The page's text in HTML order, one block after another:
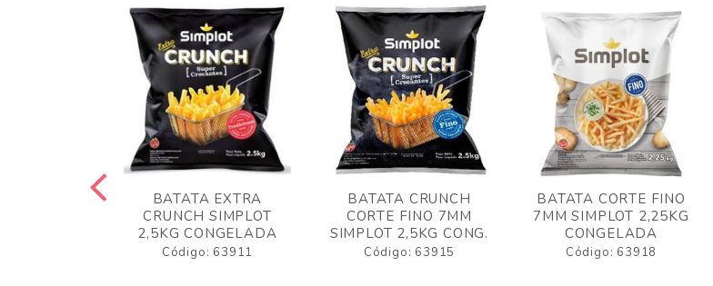
BATATA EXTRA
CRUNCH SIMPLOT
2,5KG CONGELADA
Código: 63911
BATATA CRUNCH
CORTE FINO 7MM
SIMPLOT 2,5KG CONG.
Código: 63915
BATATA CORTE FINO
7MM SIMPLOT 2,25KG
CONGELADA
Código: 63918